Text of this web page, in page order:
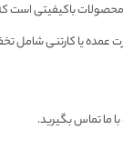
هیدرولیک 0706301100 از محصولات
عمده یا کارتنی شامل
ما تماس بگیرید.